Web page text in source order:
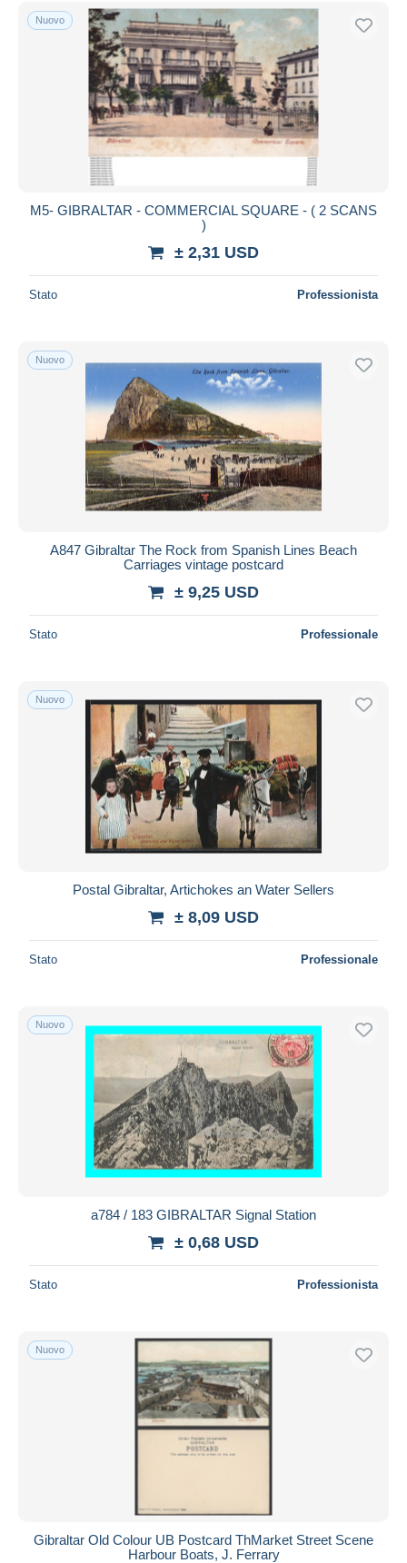
Spedizione gratuita
Metodi di pagamento
PayPal
Bonifico bancario
Visa
Mastercard
Bancontact
Residenza del venditore
Aggiorna
Nuovo
M5- GIBRALTAR - COMMERCIAL SQUARE - ( 2 SCANS
)
± 2,31 USD
Stato Professionista
Nuovo
A847 Gibraltar The Rock from Spanish Lines Beach
Carriages vintage postcard
± 9,25 USD
Stato Professionale
Nuovo
Postal Gibraltar, Artichokes an Water Sellers
± 8,09 USD
Stato Professionale
Nuovo
a784 / 183 GIBRALTAR Signal Station
± 0,68 USD
Stato Professionista
Nuovo
Gibraltar Old Colour UB Postcard ThMarket Street Scene
Harbour Boats, J. Ferrary